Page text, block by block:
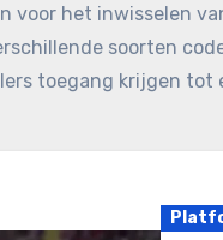
voor het inwisselen
soorten
toegang krijgen